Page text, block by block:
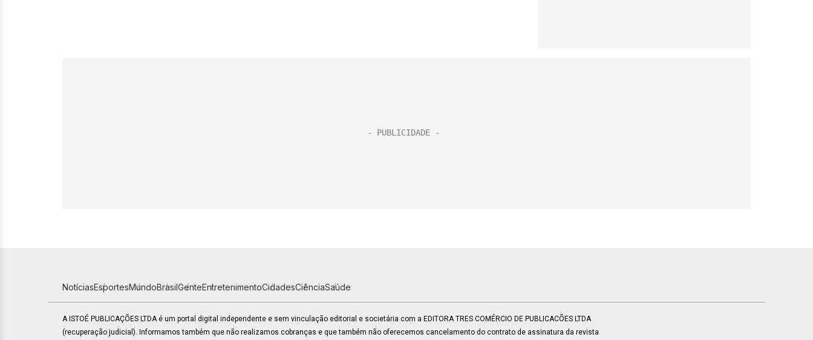
NotíciasEsportesMundoBrasilGenteEntretenimentoCidadesCiênciaSaúde
A ISTOÉ PUBLICAÇÕES LTDA é um portal digital independente e sem vinculação editorial e societária com a EDITORA TRES COMÉRCIO DE PUBLICACÕES LTDA
(recuperação judicial). Informamos também que não realizamos cobranças e que também não oferecemos cancelamento do contrato de assinatura da revista